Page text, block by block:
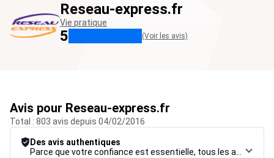
Reseau-express.fr
Vie pratique
5 (Voir les avis)
Avis pour Reseau-express.fr
Total : 803 avis depuis 04/02/2016
Des avis authentiques